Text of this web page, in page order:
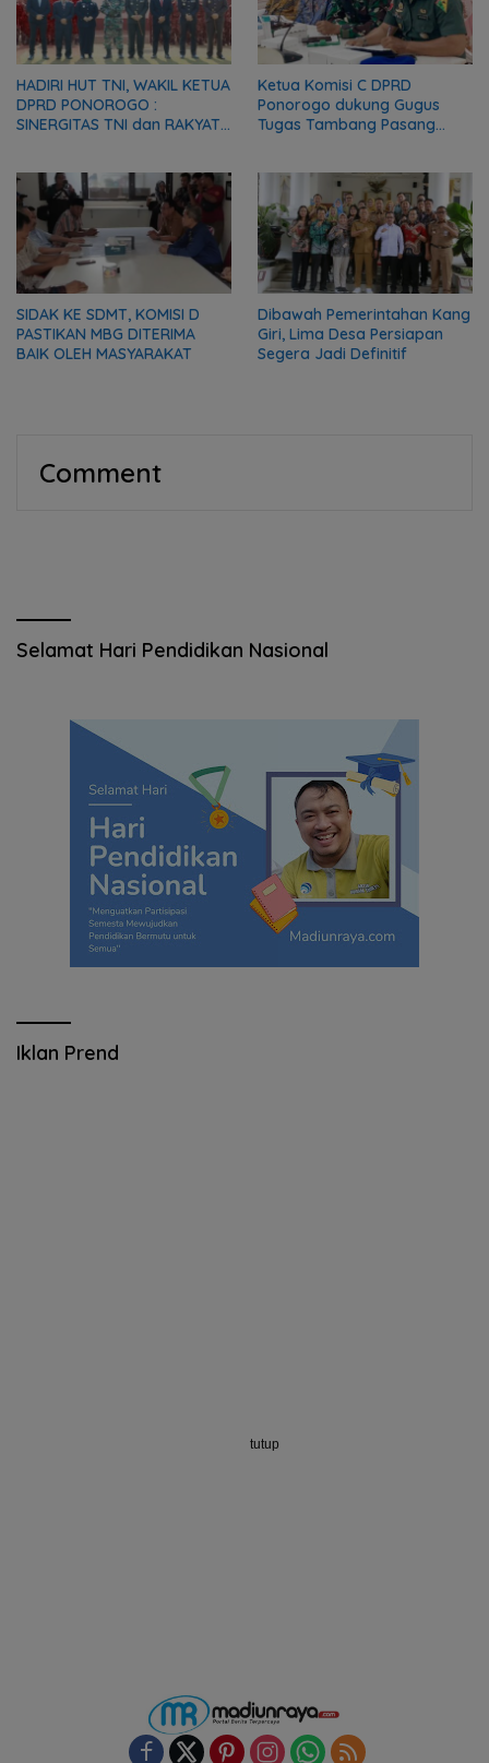
HADIRI HUT TNI, WAKIL KETUA
DPRD PONOROGO :
SINERGITAS TNI dan RAKYAT
Ketua Komisi C DPRD
Ponorogo dukung Gugus
Tugas Tambang Pasang
SIDAK KE SDMT, KOMISI D
PASTIKAN MBG DITERIMA
BAIK OLEH MASYARAKAT
Dibawah Pemerintahan Kang
Giri, Lima Desa Persiapan
Segera Jadi Definitif
Comment
Selamat Hari Pendidikan Nasional
Iklan Prend
tutup